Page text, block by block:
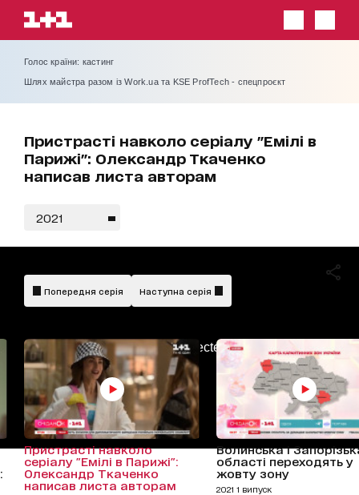
Голос країни: кастинг
Шлях майстра разом із Work.ua та KSE ProfTech - спецпроєкт
Пристрасті навколо серіалу "Емілі в
Парижі": Олександр Ткаченко
написав листа авторам
2021
AdBlockDetected!
Попередня серія Наступна серія
Пристрасті навколо
серіалу "Емілі в Парижі":
Олександр Ткаченко
написав листа авторам
Волинська і
області переходять у
жовту зону
2021 1 випуск